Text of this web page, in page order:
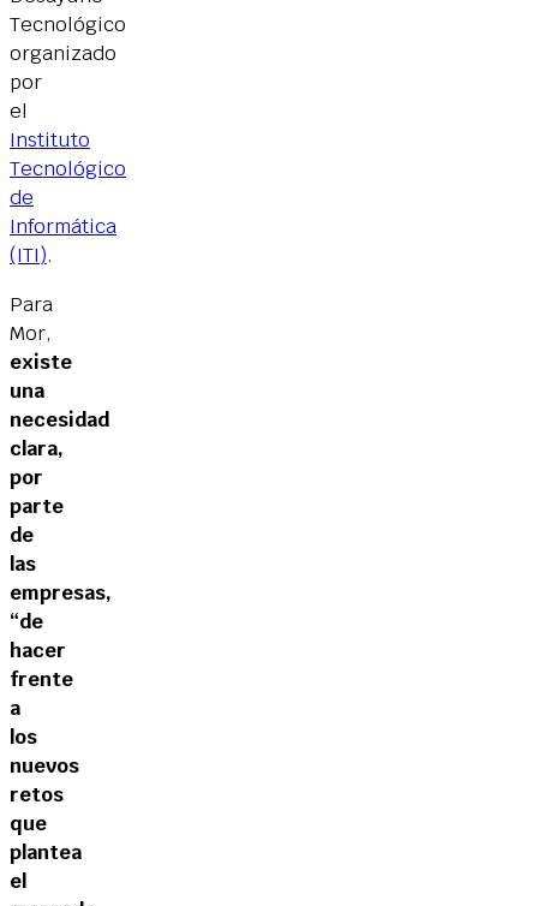
Tecnológico
organizado
por
el
Instituto
Tecnológico
de
Informática
(ITI).
Para
Mor,
existe
una
necesidad
clara,
por
parte
de
las
empresas,
“de
hacer
frente
a
los
nuevos
retos
que
plantea
el